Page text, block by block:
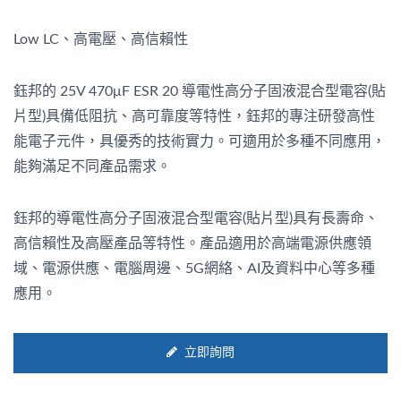
Low LC、高電壓、高信賴性
鈺邦的 25V 470μF ESR 20 導電性高分子固液混合型電容(貼
片型)具備低阻抗、高可靠度等特性，鈺邦的專注研發高性
能電子元件，具優秀的技術實力。可適用於多種不同應用，
能夠滿足不同產品需求。
鈺邦的導電性高分子固液混合型電容(貼片型)具有長壽命、
高信賴性及高壓產品等特性。產品適用於高端電源供應領
域、電源供應、電腦周邊、5G網絡、AI及資料中心等多種
應用。
立即詢問